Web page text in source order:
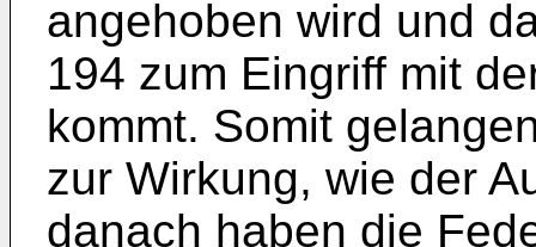
angehoben wird und
194 zum Eingriff mit
kommt. Somit
zur Wirkung, wie der
danach haben die